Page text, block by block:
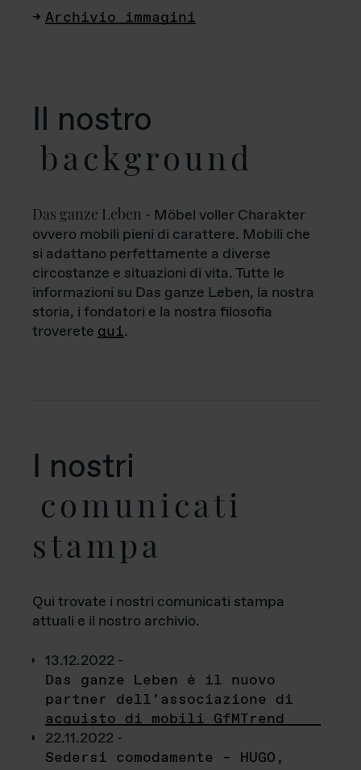
Archivio immagini
Il nostro
background
Das ganze Leben - Möbel voller Charakter
ovvero mobili pieni di carattere. Mobili che
si adattano perfettamente a diverse
circostanze e situazioni di vita. Tutte le
informazioni su Das ganze Leben, la nostra
storia, i fondatori e la nostra filosofia
troverete qui.
I nostri
comunicati
stampa
Qui trovate i nostri comunicati stampa
attuali e il nostro archivio.
13.12.2022 -
Das ganze Leben è il nuovo
partner dell’associazione di
acquisto di mobili GfMTrend
22.11.2022 -
Sedersi comodamente – HUGO,